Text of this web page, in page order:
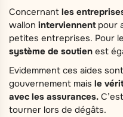
Concernant les
wallon interviennentpour
petites entreprises. Pour
système de soutien est
Evidemment ces aides
gouvernement mais le
avec les assurances.
tourner lors de dégâts.